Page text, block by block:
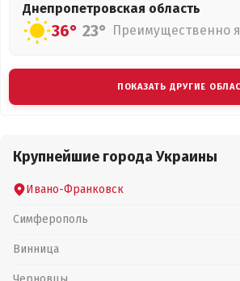
Днепропетровская область
36° 23° Преимущественно
ПОКАЗАТЬ ДРУГИЕ
Крупнейшие города Украины
Ивано-Франковск
Симферополь
Винница